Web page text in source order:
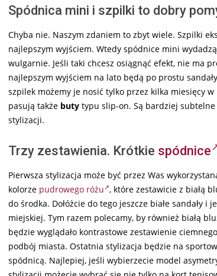
Spódnica mini i szpilki to dobry
Chyba nie. Naszym zdaniem to zbyt wiele. Szpilki
najlepszym wyjściem. Wtedy spódnice mini
wulgarnie. Jeśli taki chcesz osiągnąć efekt, nie ma
najlepszym wyjściem na lato będą po prostu
szpilek możemy je nosić tylko przez kilka miesięcy
pasują także buty typu slip-on. Są bardziej
stylizacji.
Trzy zestawienia. Krótkie spódnice
Pierwsza stylizacja może być przez Was
kolorze pudrowego różu , które zestawicie z białą
do środka. Dołóżcie do tego jeszcze białe sandały
miejskiej. Tym razem polecamy, by również białą
będzie wyglądało kontrastowe zestawienie
podbój miasta. Ostatnia stylizacja będzie na
spódnicą. Najlepiej, jeśli wybierzecie model